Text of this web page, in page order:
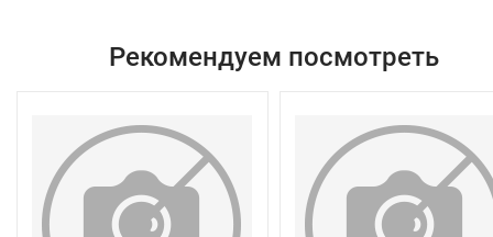
Рекомендуем посмотреть